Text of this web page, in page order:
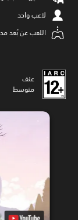
لاعب واحد
اللعب عن بُعد
عنف
متوسط